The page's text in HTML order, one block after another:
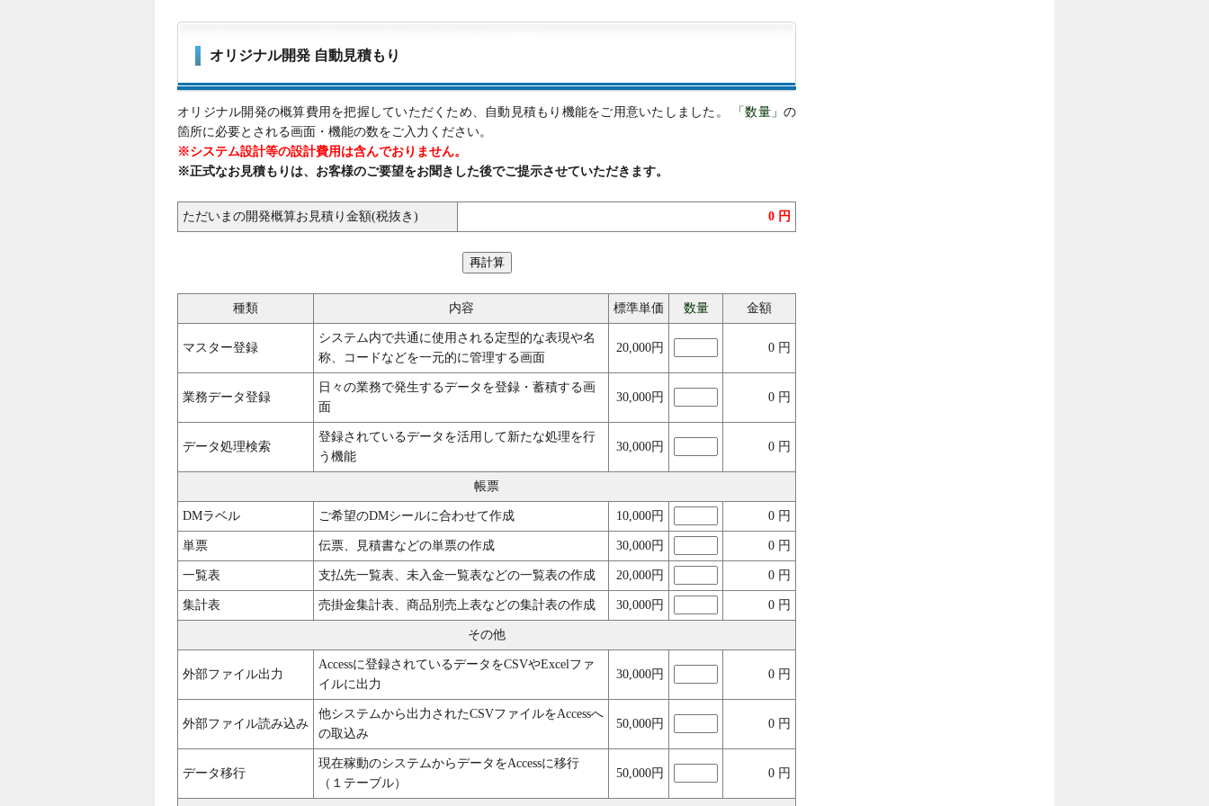
オリジナル開発 自動見積もり
オリジナル開発の概算費用を把握していただくため、自動見積もり機能をご用意いたしました。 「数量」 の
箇所に必要とされる画面・機能の数をご入力ください。
※システム設計等の設計費用は含んでおりません。
※正式なお見積もりは、お客様のご要望をお聞きした後でご提示させていただきます。
ただいまの開発概算お見積り金額(税抜き) 0 円
種類 内容 標準単価 数量 金額
マスター登録
システム内で共通に使用される定型的な表現や名
称、コードなどを一元的に管理する画面
20,000円 0 円
業務データ登録
日々の業務で発生するデータを登録・蓄積する画
面
30,000円 0 円
データ処理検索
登録されているデータを活用して新たな処理を行
う機能
30,000円 0 円
帳票
DMラベル ご希望のDMシールに合わせて作成 10,000円 0 円
単票 伝票、見積書などの単票の作成 30,000円 0 円
一覧表 支払先一覧表、未入金一覧表などの一覧表の作成 20,000円 0 円
集計表 売掛金集計表、商品別売上表などの集計表の作成 30,000円 0 円
その他
外部ファイル出力
Accessに登録されているデータをCSVやExcelファ
イルに出力
30,000円 0 円
外部ファイル読み込み
他システムから出力されたCSVファイルをAccessへ
の取込み
50,000円 0 円
データ移行
現在稼動のシステムからデータをAccessに移行
（１テーブル）
50,000円 0 円